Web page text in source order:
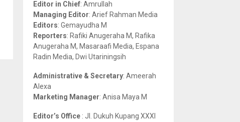
r
:
R
H
Editor in Chief: Amrullah
Managing Editor: Arief Rahman Media
Editors: Gemayudha M
Reporters: Rafiki Anugeraha M, Rafika
Anugeraha M, Masaraafi Media, Espana
Radin Media, Dwi Utariningsih
Administrative & Secretary: Ameerah
Alexa
Marketing Manager: Anisa Maya M
Editor’s Office : Jl. Dukuh Kupang XXXI